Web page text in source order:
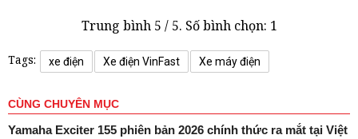
Trung bình 5 / 5. Số bình chọn: 1
Tags: xe điện Xe điện VinFast Xe máy điện
CÙNG CHUYÊN MỤC
Yamaha Exciter 155 phiên bản 2026 chính thức ra mắt tại Việt